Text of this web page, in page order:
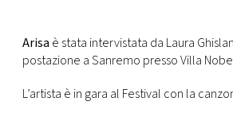
VIDEO
Arisa è stata intervistata da Laura
postazione a Sanremo presso Villa
L’artista è in gara al Festival con la